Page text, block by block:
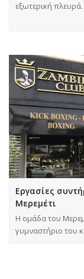
εξωτερική
Εργασίες
Μερεμέτι
Η ομάδα του
γυμναστήριο του